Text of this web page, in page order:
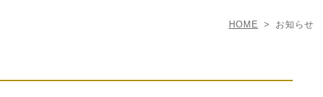
HOME お知らせ